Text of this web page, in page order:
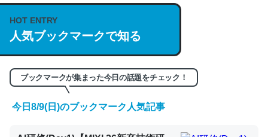
説してる記事が少ないので貴重な良記事。/続編来た
https://isobe324649.hatenablog.com/entry/2023/03/27
/064121
─GPTの仕組みと限界についての考察（１） - conceptualization
HOT ENTRY
人気ブックマークで知る
ブックマークが集まった今日の話題をチェック！
今日8/9(日)のブックマーク人気記事